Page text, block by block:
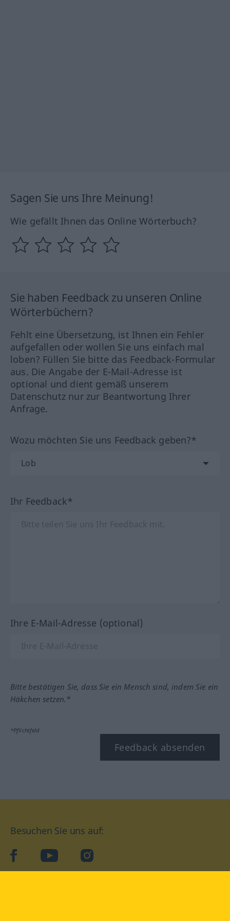
Sagen Sie uns Ihre Meinung!
Wie gefällt Ihnen das Online Wörterbuch?
Sie haben Feedback zu unseren Online
Wörterbüchern?
Fehlt eine Übersetzung, ist Ihnen ein Fehler
aufgefallen oder wollen Sie uns einfach mal
loben? Füllen Sie bitte das Feedback-Formular
aus. Die Angabe der E-Mail-Adresse ist
optional und dient gemäß unserem
Datenschutz nur zur Beantwortung Ihrer
Anfrage.
Wozu möchten Sie uns Feedback geben?*
Ihr Feedback*
Ihre E-Mail-Adresse (optional)
Bitte bestätigen Sie, dass Sie ein Mensch sind, indem Sie ein
Häkchen setzen.*
*Pflichtfeld
Feedback absenden
Besuchen Sie uns auf:
facebookYouTube Instagram